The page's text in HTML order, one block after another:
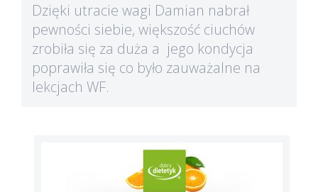
Dzięki utracie wagi Damian nabrał
pewności siebie, większość ciuchów
zrobiła się za duża a jego kondycja
poprawiła się co było zauważalne na
lekcjach WF.